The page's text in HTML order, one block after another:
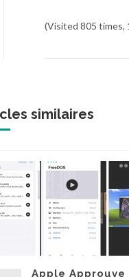
(Visited 805 times,
similaires
Apple Approuve